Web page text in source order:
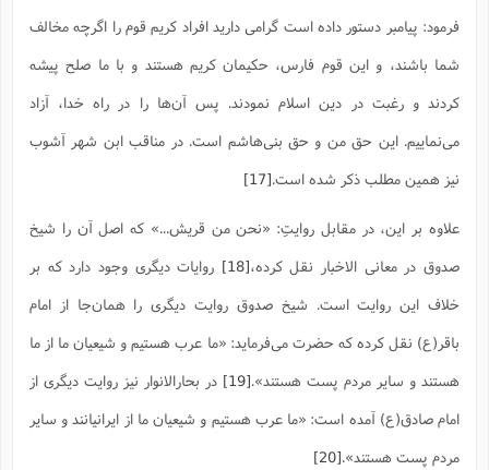
فرمود: پیامبر دستور داده است گرامی دارید افراد کریم قوم را اگرچه مخالف
شما باشند، و این قوم فارس، حکیمان کریم هستند و با ما صلح پیشه
کردند و رغبت در دین اسلام نمودند. پس آن‌ها را در راه خدا، آزاد
می‌نماییم. این حق من و حق بنی‌هاشم است. در مناقب ابن شهر آشوب
نیز همین مطلب ذکر شده است.[17]
علاوه بر این، در مقابل روایتِ: «نحن من قریش...» که اصل آن را شیخ
صدوق در معانی الاخبار نقل کرده،[18]
روایات دیگری وجود دارد که بر
خلاف این روایت است. شیخ صدوق روایت دیگری را همان‌جا از امام
باقر(ع) نقل کرده که حضرت می‌فرماید: «ما عرب هستیم و شیعیان ما از ما
هستند و سایر مردم پست هستند».[19]
در بحارالانوار نیز روایت دیگری از
امام صادق(ع) آمده است: «ما عرب هستیم و شیعیان ما از ایرانیانند و سایر
مردم پست هستند».[20]